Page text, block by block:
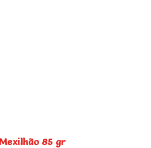
85 gr